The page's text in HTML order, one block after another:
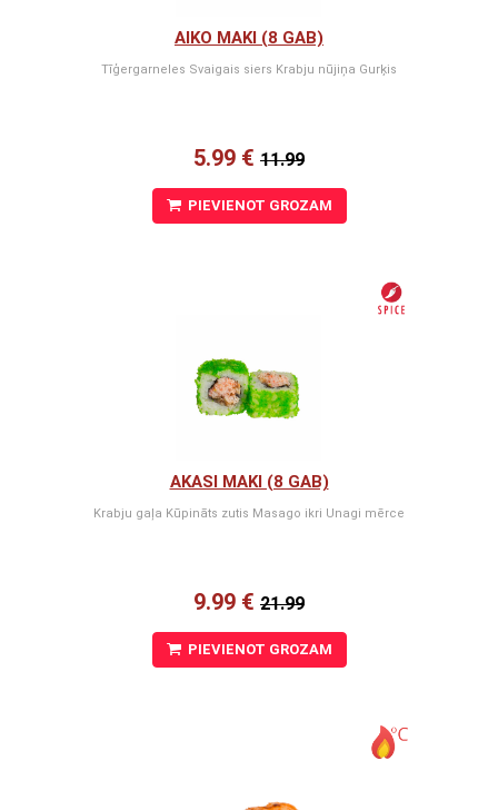
AIKO MAKI (8 GAB)
Tīģergarneles Svaigais siers Krabju nūjiņa Gurķis
5.99 € 11.99
PIEVIENOT GROZAM
AKASI MAKI (8 GAB)
Krabju gaļa Kūpināts zutis Masago ikri Unagi mērce
9.99 € 21.99
PIEVIENOT GROZAM